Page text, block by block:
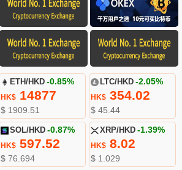
ETH/HKD -0.85%
HK$ 14877
$ 1909.51
LTC/HKD -2.05%
HK$354.02
$ 45.44
SOL/HKD -0.87%
HK$ 597.52
$ 76.694
XRP/HKD -1.39%
HK$8.02
$ 1.029